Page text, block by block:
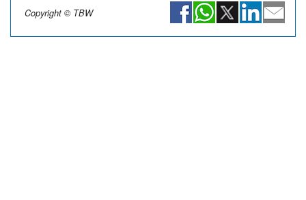
Copyright © TBW